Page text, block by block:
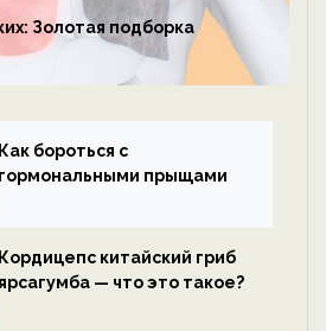
Золотая подборка
Как бороться с
гормональными прыщами
Кордицепс китайский гриб
ярсагумба — что это такое?